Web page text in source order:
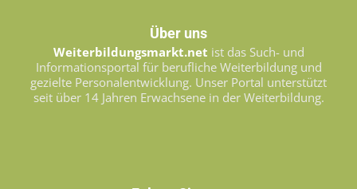
Über uns
Weiterbildungsmarkt.net ist das Such- und
Informationsportal für berufliche Weiterbildung und
gezielte Personalentwicklung. Unser Portal unterstützt
seit über 14 Jahren Erwachsene in der Weiterbildung.